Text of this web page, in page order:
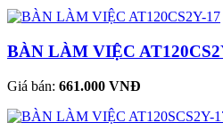
BÀN LÀM VIỆC
Giá bán: 661.000 VNĐ